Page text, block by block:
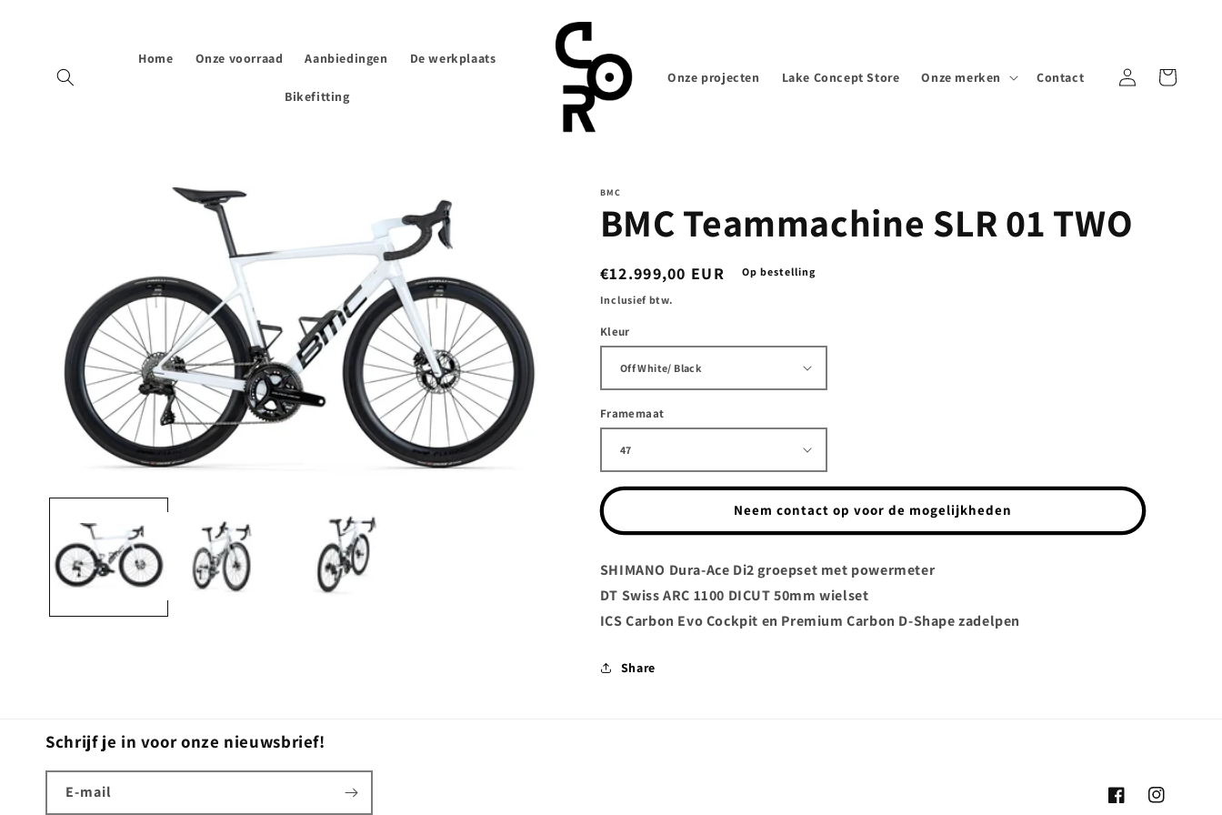
Home Onze voorraad Aanbiedingen De werkplaats
Bikefitting
Onze projecten Lake Concept Store Onze merken Contact Winkelwagen
BMC
BMC Teammachine SLR 01 TWO
Normale
prijs
€12.999,00 EUR Op bestelling
Inclusief btw.
Kleur
Framemaat
Neem contact op voor de mogelijkheden
SHIMANO Dura-Ace Di2 groepset met powermeter
DT Swiss ARC 1100 DICUT 50mm wielset
ICS Carbon Evo Cockpit en Premium Carbon D-Shape zadelpen
Share
Schrijf je in voor onze nieuwsbrief!
E‑mail
FacebookInstagram